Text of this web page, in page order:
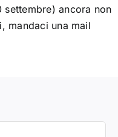
ancora non
mandaci una mail